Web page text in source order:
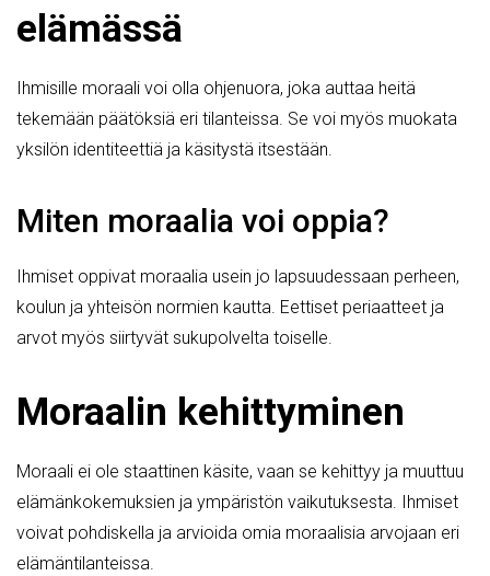
elämässä
Ihmisille moraali voi olla ohjenuora, joka auttaa heitä
tekemään päätöksiä eri tilanteissa. Se voi myös muokata
yksilön identiteettiä ja käsitystä itsestään.
Miten moraalia voi oppia?
Ihmiset oppivat moraalia usein jo lapsuudessaan perheen,
koulun ja yhteisön normien kautta. Eettiset periaatteet ja
arvot myös siirtyvät sukupolvelta toiselle.
Moraalin kehittyminen
Moraali ei ole staattinen käsite, vaan se kehittyy ja muuttuu
elämänkokemuksien ja ympäristön vaikutuksesta. Ihmiset
voivat pohdiskella ja arvioida omia moraalisia arvojaan eri
elämäntilanteissa.